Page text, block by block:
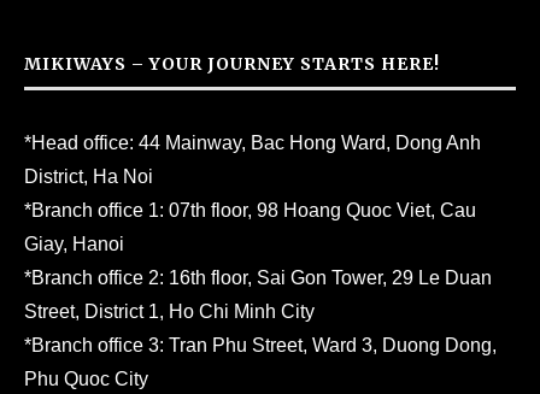
MIKIWAYS – YOUR JOURNEY STARTS HERE!
*Head office: 44 Mainway, Bac Hong Ward, Dong Anh
District, Ha Noi
*Branch office 1: 07th floor, 98 Hoang Quoc Viet, Cau
Giay, Hanoi
*Branch office 2: 16th floor, Sai Gon Tower, 29 Le Duan
Street, District 1, Ho Chi Minh City
*Branch office 3: Tran Phu Street, Ward 3, Duong Dong,
Phu Quoc City